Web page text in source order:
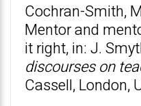
Cochran-Smith,
Mentor and
it right, in: J.
discourses on
Cassell, London,